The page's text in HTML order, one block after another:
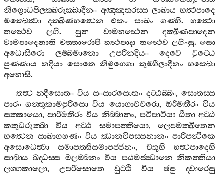
නිග්‍රොධපිලක‍්ඛරුක‍්ඛාදීනං අඤ‍්ඤතරස‍්ස ලාඛාය හත්‍ථපාදෙ
මක‍්ඛෙත්‍වා
දක‍්ඛිණහත්‍ථෙන එකං සාඛං ගණ‍්හි.හත්‍ථො
තත්‍ථෙව
ලගි. පුන වාමහත්‍ථෙන
දක‍්ඛිණපාදෙන
වාමපාදෙනාති චත‍්තාරොපි හත්‍ථපාදා තත්‍ථෙව ලගිංසු.සො
අධොසිරො
ලම‍්බමානො උපරිනදියං දෙවෙ
වුට‍්ඨෙ
පුණ‍්ණාය නදියා සොතෙ නිමුග‍්ගො කුම‍්භීලාදීනං භක‍්ඛො
අහොසි.
තත්‍ථ නදීසොතං විය සංසාරසොතං දට‍්ඨබ‍්බං,සොතස‍්ස
පාරං ගන‍්තුකාමපුරිසො විය යොගාවචරො, ඔරිමතීරං විය
සක‍්කායො, පාරිමතීරං විය නිබ‍්බානං, පටිපාටියා ඨිතා අට‍්ඨ
කකුධරුක‍්ඛා
විය අට‍්ඨ සමාපත‍්තියො, ලෙපමක‍්ඛිතෙන
හත්‍ථෙන සාඛාගහණං විය ඣානවිපස‍්සනානං පාරිපන්‍ථිකෙ
අසොධෙත්‍වා
සමාපත‍්තිසමාපජ‍්ජනං, චතූහි
හත්‍ථපාදෙහි
සාඛාය බද‍්ධස‍්ස ඔලම‍්බනං විය පඨමජ‍්ඣානෙ නිකන‍්තියා
ලග‍්ගකාලො,උපරිසොතෙ වුට‍්ඨි විය ඡසු
ද‍්වාරෙසු